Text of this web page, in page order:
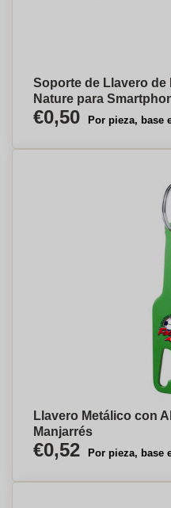
Soporte de Llavero de
Nature para
€0,50 Por pieza, base
Llavero Metálico con
Manjarrés
€0,52 Por pieza, base